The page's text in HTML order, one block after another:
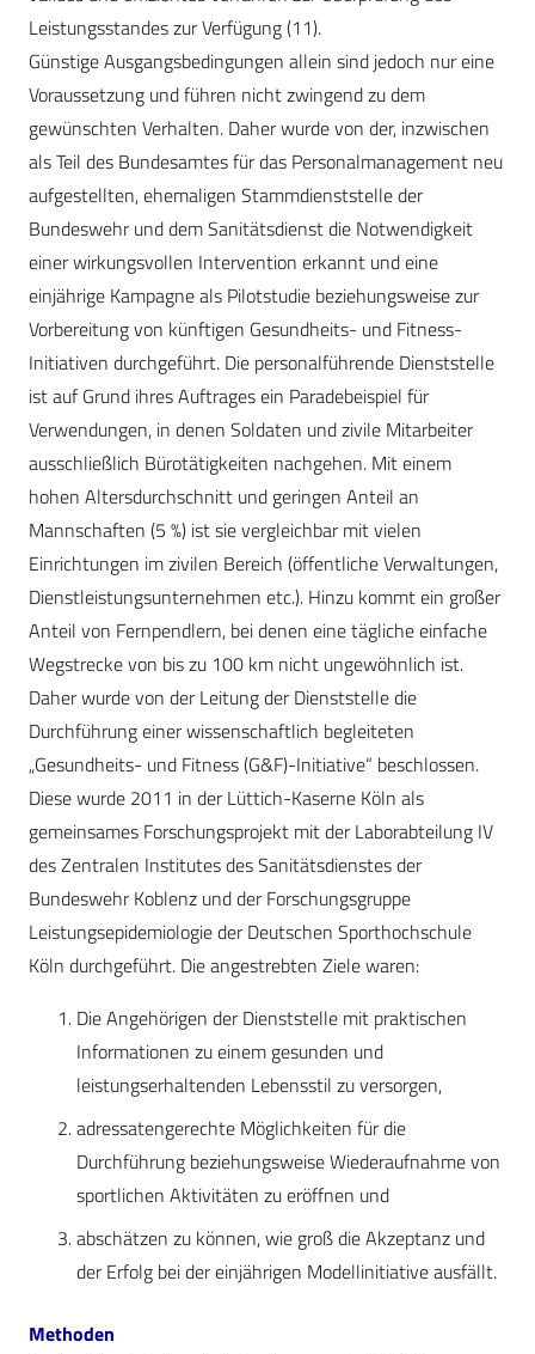
Leistungsstandes zur Verfügung (11).
Günstige Ausgangsbedingungen allein sind jedoch nur eine
Voraussetzung und führen nicht zwingend zu dem
gewünschten Verhalten. Daher wurde von der, inzwischen
als Teil des Bundesamtes für das Personalmanagement neu
aufgestellten, ehemaligen Stammdienststelle der
Bundeswehr und dem Sanitätsdienst die Notwendigkeit
einer wirkungsvollen Intervention erkannt und eine
einjährige Kampagne als Pilotstudie beziehungsweise zur
Vorbereitung von künftigen Gesundheits- und Fitness-
Initiativen durchgeführt. Die personalführende Dienststelle
ist auf Grund ihres Auftrages ein Paradebeispiel für
Verwendungen, in denen Soldaten und zivile Mitarbeiter
ausschließlich Bürotätigkeiten nachgehen. Mit einem
hohen Altersdurchschnitt und geringen Anteil an
Mannschaften (5 %) ist sie vergleichbar mit vielen
Einrichtungen im zivilen Bereich (öffentliche Verwaltungen,
Dienstleistungsunternehmen etc.). Hinzu kommt ein großer
Anteil von Fernpendlern, bei denen eine tägliche einfache
Wegstrecke von bis zu 100 km nicht ungewöhnlich ist.
Daher wurde von der Leitung der Dienststelle die
Durchführung einer wissenschaftlich begleiteten
„Gesundheits- und Fitness (G&F)-Initiative“ beschlossen.
Diese wurde 2011 in der Lüttich-Kaserne Köln als
gemeinsames Forschungsprojekt mit der Laborabteilung IV
des Zentralen Institutes des Sanitätsdienstes der
Bundeswehr Koblenz und der Forschungsgruppe
Leistungsepidemiologie der Deutschen Sporthochschule
Köln durchgeführt. Die angestrebten Ziele waren:
Die Angehörigen der Dienststelle mit praktischen
Informationen zu einem gesunden und
leistungserhaltenden Lebensstil zu versorgen,
adressatengerechte Möglichkeiten für die
Durchführung beziehungsweise Wiederaufnahme von
sportlichen Aktivitäten zu eröffnen und
abschätzen zu können, wie groß die Akzeptanz und
der Erfolg bei der einjährigen Modellinitiative ausfällt.
Methoden